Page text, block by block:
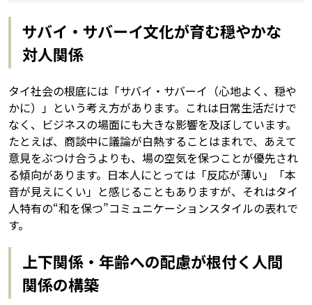
サバイ・サバーイ文化が育む穏やかな
対人関係
タイ社会の根底には「サバイ・サバーイ（心地よく、穏や
かに）」という考え方があります。これは日常生活だけで
なく、ビジネスの場面にも大きな影響を及ぼしています。
たとえば、商談中に議論が白熱することはまれで、あえて
意見をぶつけ合うよりも、場の空気を保つことが優先され
る傾向があります。日本人にとっては「反応が薄い」「本
音が見えにくい」と感じることもありますが、それはタイ
人特有の“和を保つ”コミュニケーションスタイルの表れで
す。
上下関係・年齢への配慮が根付く人間
関係の構築